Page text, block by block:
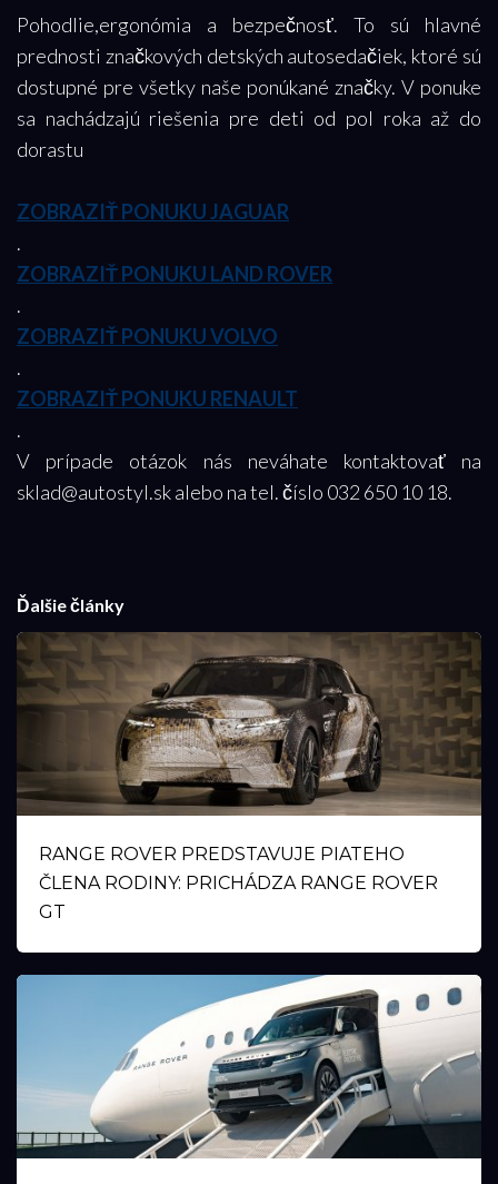
Ďalšie články
RANGE ROVER PREDSTAVUJE PIATEHO
ČLENA RODINY: PRICHÁDZA RANGE ROVER
GT
Pohodlie,ergonómia a bezpečnosť. To sú hlavné
prednosti značkových detských autosedačiek, ktoré sú
dostupné pre všetky naše ponúkané značky. V ponuke
sa nachádzajú riešenia pre deti od pol roka až do
dorastu
ZOBRAZIŤ PONUKU JAGUAR
.
ZOBRAZIŤ PONUKU LAND ROVER
.
ZOBRAZIŤ PONUKU VOLVO
.
ZOBRAZIŤ PONUKU RENAULT
.
V prípade otázok nás neváhate kontaktovať na
sklad@autostyl.sk alebo na tel. číslo 032 650 10 18.